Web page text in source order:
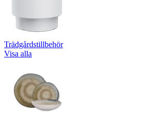
Trädgårdstillbehör
Visa alla